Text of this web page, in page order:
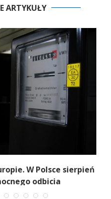
ARTYKUŁY
W Polsce sierpień
odbicia